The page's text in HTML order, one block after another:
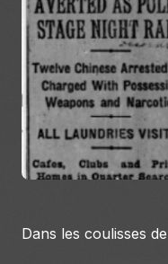
À
Carrière
Dans les coulisses